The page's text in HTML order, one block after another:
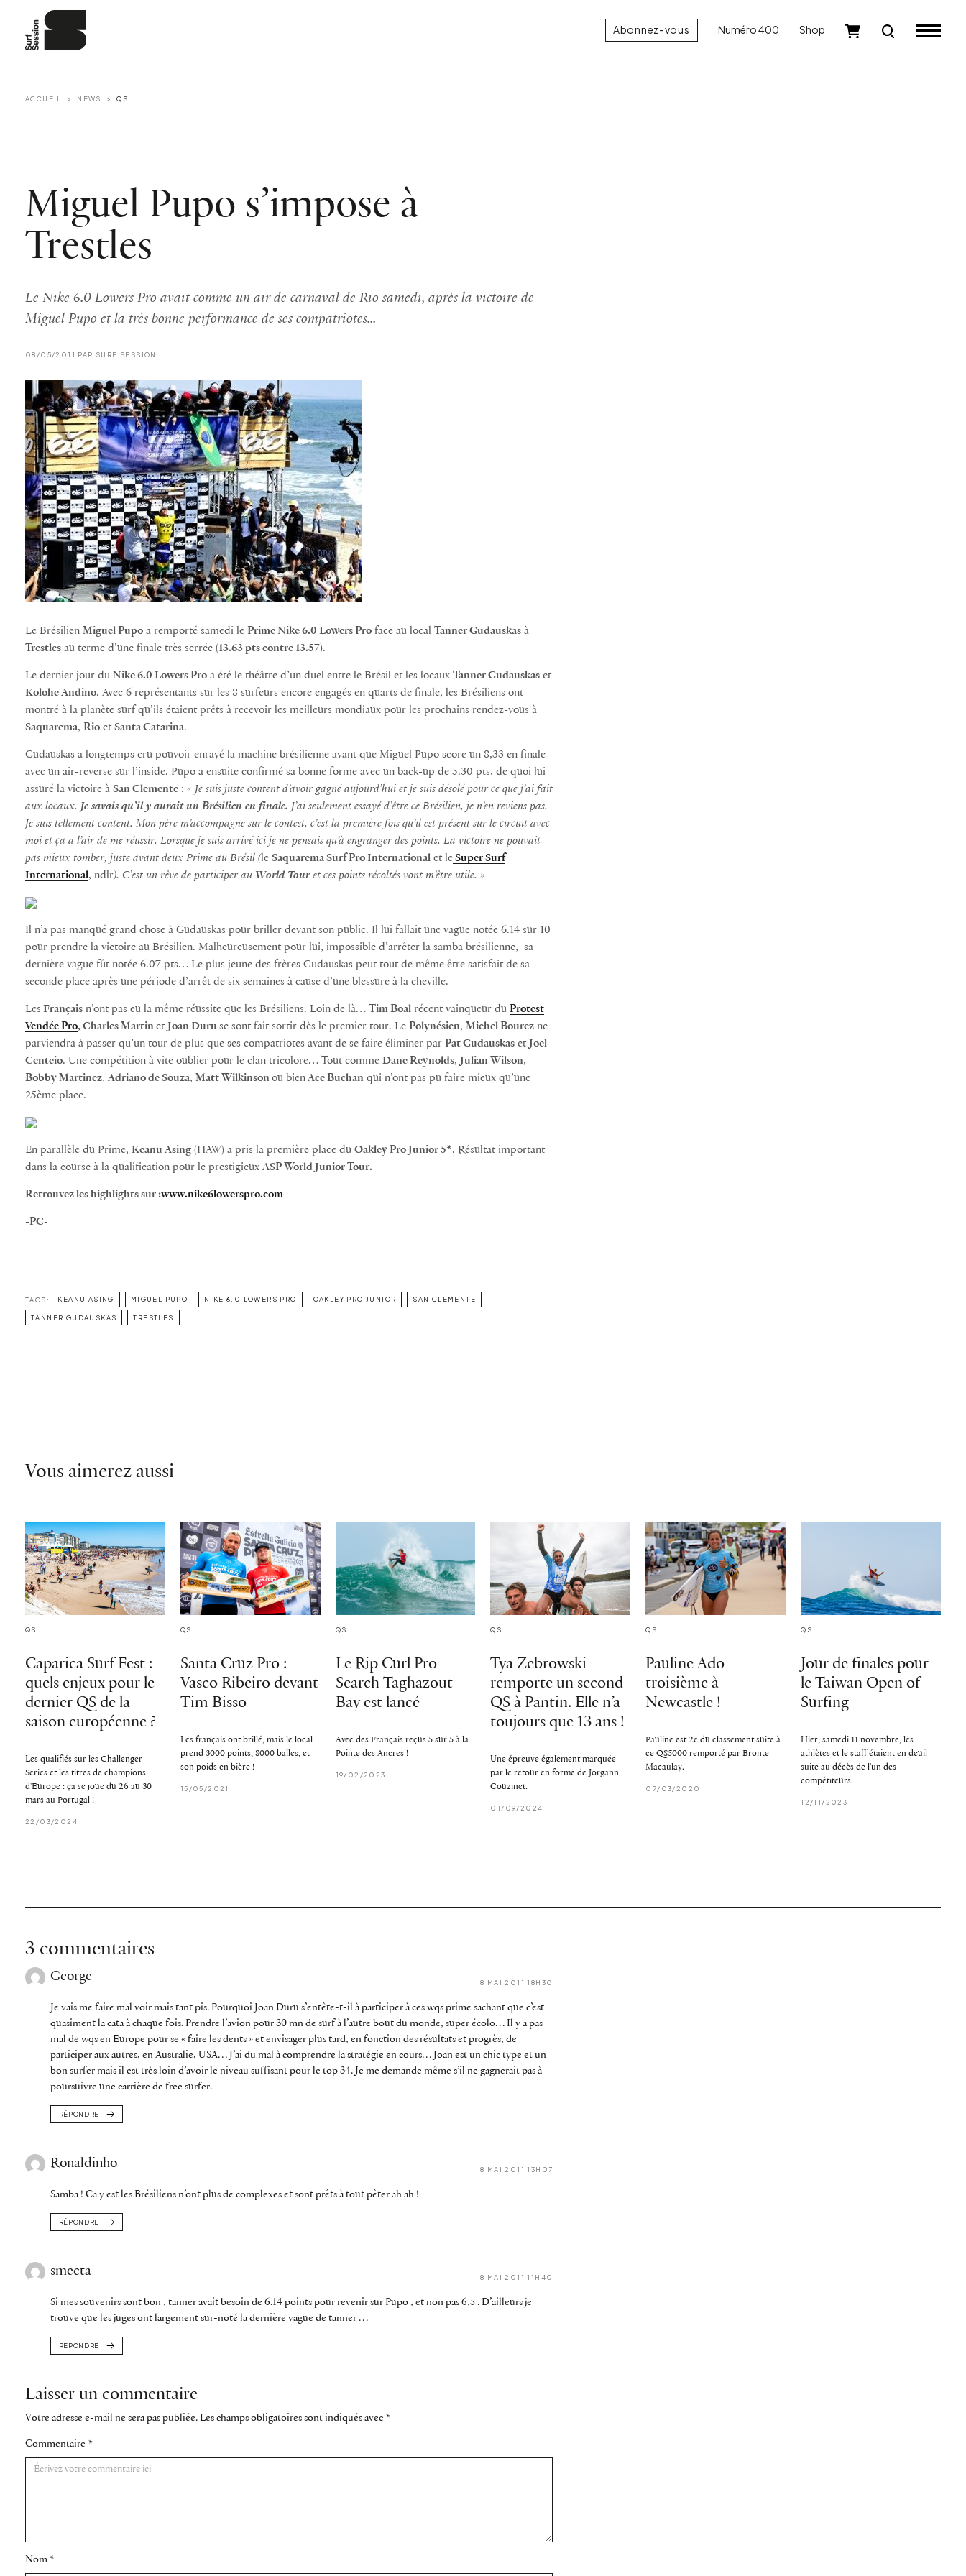
Abonnez-vous Numéro 400 Shop
ACCUEIL NEWS QS
Miguel Pupo s’impose à
Trestles
Le Nike 6.0 Lowers Pro avait comme un air de carnaval de Rio samedi, après la victoire de
Miguel Pupo et la très bonne performance de ses compatriotes...
08/05/2011 PAR SURF SESSION
Le Brésilien Miguel Pupo a remporté samedi le Prime Nike 6.0 Lowers Pro face au local Tanner Gudauskas à
Trestles au terme d’une finale très serrée (13.63 pts contre 13.57).
Le dernier jour du Nike 6.0 Lowers Pro a été le théâtre d’un duel entre le Brésil et les locaux Tanner Gudauskas et
Kolohe Andino. Avec 6 représentants sur les 8 surfeurs encore engagés en quarts de finale, les Brésiliens ont
montré à la planète surf qu’ils étaient prêts à recevoir les meilleurs mondiaux pour les prochains rendez-vous à
Saquarema, Rio etSanta Catarina.
Gudauskas a longtemps cru pouvoir enrayé la machine brésilienne avant que Miguel Pupo score un 8,33 en finale
avec un air-reverse sur l’inside. Pupo a ensuite confirmé sa bonne forme avec un back-up de 5.30 pts, de quoi lui
assuré la victoire à San Clemente : « Je suis juste content d’avoir gagné aujourd’hui et je suis désolé pour ce que j’ai fait
aux locaux. Je savais qu’il y aurait un Brésilien en finale. J’ai seulement essayé d’être ce Brésilien, je n’en reviens pas.
Je suis tellement content. Mon père m’accompagne sur le contest, c’est la première fois qu’il est présent sur le circuit avec
moi et ça a l’air de me réussir. Lorsque je suis arrivé ici je ne pensais qu’à engranger des points. La victoire ne pouvait
pas mieux tomber, juste avant deux Prime au Brésil (le Saquarema Surf Pro International et leSuper Surf
International, ndlr). C’est un rêve de participer au World Touret ces points récoltés vont m’être utile. »
Il n’a pas manqué grand chose à Gudauskas pour briller devant son public. Il lui fallait une vague notée 6.14 sur 10
pour prendre la victoire au Brésilien. Malheureusement pour lui, impossible d’arrêter la samba brésilienne, sa
dernière vague fût notée 6.07 pts… Le plus jeune des frères Gudauskas peut tout de même être satisfait de sa
seconde place après une période d’arrêt de six semaines à cause d’une blessure à la cheville.
Les Français n’ont pas eu la même réussite que les Brésiliens. Loin de là… Tim Boal récent vainqueur du Protest
Vendée Pro, Charles Martin etJoan Duru se sont fait sortir dès le premier tour. Le Polynésien, Michel Bourez ne
parviendra à passer qu’un tour de plus que ses compatriotes avant de se faire éliminer par Pat Gudauskas etJoel
Centeio. Une compétition à vite oublier pour le clan tricolore… Tout comme Dane Reynolds, Julian Wilson,
Bobby Martinez, Adriano de Souza, Matt Wilkinson ou bienAce Buchan qui n’ont pas pu faire mieux qu’une
25ème place.
En parallèle du Prime, Keanu Asing (HAW) a pris la première place du Oakley Pro Junior 5*. Résultat important
dans la course à la qualification pour le prestigieux ASP World Junior Tour.
Retrouvez les highlights sur :www.nike6lowerspro.com
-PC-
TAGS: KEANU ASING MIGUEL PUPO NIKE 6.0 LOWERS PRO OAKLEY PRO JUNIOR SAN CLEMENTE
TANNER GUDAUSKAS TRESTLES
Vous aimerez aussi
QS
Caparica Surf Fest :
quels enjeux pour le
dernier QS de la
saison européenne ?
Les qualifiés sur les Challenger
Series et les titres de champions
d'Europe : ça se joue du 26 au 30
mars au Portugal !
22/03/2024
QS
Santa Cruz Pro :
Vasco Ribeiro devant
Tim Bisso
Les français ont brillé, mais le local
prend 3000 points, 8000 balles, et
son poids en bière !
15/05/2021
QS
Le Rip Curl Pro
Search Taghazout
Bay est lancé
Avec des Français reçus 5 sur 5 à la
Pointe des Ancres !
19/02/2023
QS
Tya Zebrowski
remporte un second
QS à Pantin. Elle n’a
toujours que 13 ans !
Une épreuve également marquée
par le retour en forme de Jorgann
Couzinet.
01/09/2024
QS
Pauline Ado
troisième à
Newcastle !
Pauline est 2e du classement suite à
ce QS5000 remporté par Bronte
Macaulay.
07/03/2020
QS
Jour de finales pour
le Taiwan Open of
Surfing
Hier, samedi 11 novembre, les
athlètes et le staff étaient en deuil
suite au décès de l'un des
compétiteurs.
12/11/2023
3 commentaires
George 8 MAI 2011 18H30
Je vais me faire mal voir mais tant pis. Pourquoi Joan Duru s’entête-t-il à participer à ces wqs prime sachant que c’est
quasiment la cata à chaque fois. Prendre l’avion pour 30 mn de surf à l’autre bout du monde, super écolo… Il y a pas
mal de wqs en Europe pour se « faire les dents » et envisager plus tard, en fonction des résultats et progrès, de
participer aux autres, en Australie, USA… J’ai du mal à comprendre la stratégie en cours… Joan est un chic type et un
bon surfer mais il est très loin d’avoir le niveau suffisant pour le top 34. Je me demande même s’il ne gagnerait pas à
poursuivre une carrière de free surfer.
RÉPONDRE
Ronaldinho 8 MAI 2011 13H07
Samba ! Ca y est les Brésiliens n’ont plus de complexes et sont prêts à tout pêter ah ah !
RÉPONDRE
smecta 8 MAI 2011 11H40
Si mes souvenirs sont bon , tanner avait besoin de 6.14 points pour revenir sur Pupo , et non pas 6,5 . D’ailleurs je
trouve que les juges ont largement sur-noté la dernière vague de tanner …
RÉPONDRE
Laisser un commentaire
Votre adresse e-mail ne sera pas publiée. Les champs obligatoires sont indiqués avec *
Commentaire *
Nom *